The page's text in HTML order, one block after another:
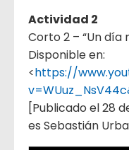
Actividad 2
Corto 2 – “Un día
Disponible en:
<https://
[Publicado el 28
es Sebastián